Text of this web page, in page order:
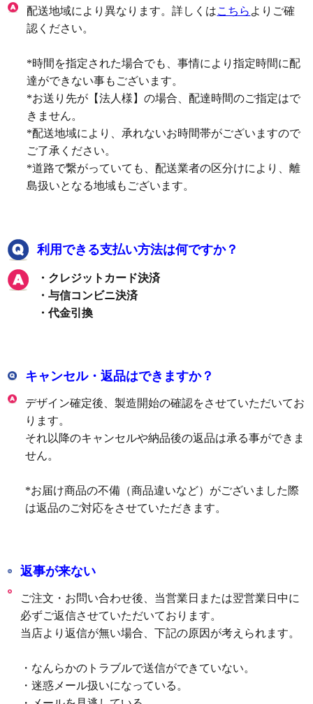
配送地域により異なります。詳しくはこちら よりご確
認ください。
*時間を指定された場合でも、事情により指定時間に配
達ができない事もございます。
*お送り先が【法人様】の場合、配達時間のご指定はで
きません。
*配送地域により、承れないお時間帯がございますので
ご了承ください。
*道路で繋がっていても、配送業者の区分けにより、離
島扱いとなる地域もございます。
利用できる支払い方法は何ですか？
・クレジットカード決済
・与信コンビニ決済
・代金引換
キャンセル・返品はできますか？
デザイン確定後、製造開始の確認をさせていただいてお
ります。
それ以降のキャンセルや納品後の返品は承る事ができま
せん。
*お届け商品の不備（商品違いなど）がございました際
は返品のご対応をさせていただきます。
返事が来ない
ご注文・お問い合わせ後、当営業日または翌営業日中に
必ずご返信させていただいております。
当店より返信が無い場合、下記の原因が考えられます。
・なんらかのトラブルで送信ができていない。
・迷惑メール扱いになっている。